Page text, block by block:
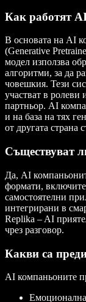
Как работят
В основата на AI
(Generative
модел използва
алгоритми, за да
човешкия. Тези
участват в
партньор. AI
и на база на тях
от другата страна
Съществуват
Да, AI
формати,
самостоятелни
интегрирани в
Replika – AI
чрез разговор.
Какви са
AI компаньоните